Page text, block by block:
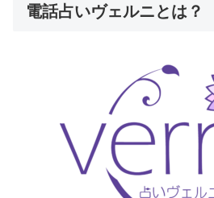
電話占いヴェルニとは？